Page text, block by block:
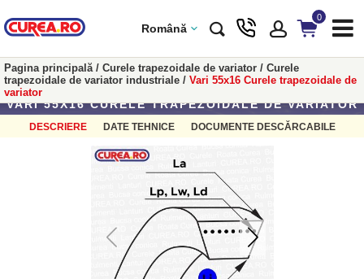
Română
0
Pagina principală/ Curele trapezoidale de variator / Curele
trapezoidale de variator industriale / Vari 55x16 Curele trapezoidale de
variator
VARI 55X16 CURELE TRAPEZOIDALE DE VARIATOR
DESCRIERE DATE TEHNICE DOCUMENTE DESCĂRCABILE